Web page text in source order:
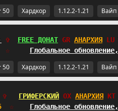
50 Хардкор 1.12.2-1.21 Вайп
✞ FREE ДОНАТ PY АНАРХИЯ VE
☆ Глобальное обновление,
50 Хардкор 1.12.2-1.21 Вайп
✞ ГРИФЕРСКИЙ VT АНАРХИЯ DZ
☆ Глобальное обновление,